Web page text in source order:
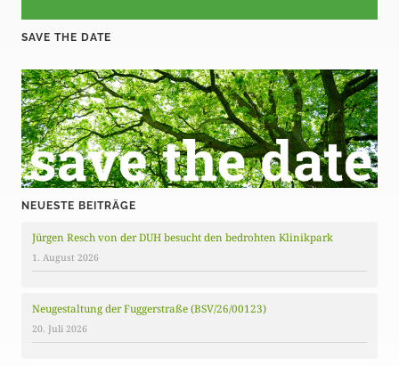
t
ä
g
e
SAVE THE DATE
NEUESTE BEITRÄGE
Jürgen Resch von der DUH besucht den bedrohten Klinikpark
1. August 2026
Neugestaltung der Fuggerstraße (BSV/26/00123)
20. Juli 2026